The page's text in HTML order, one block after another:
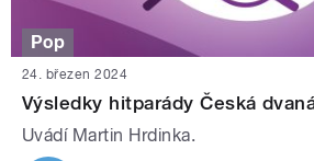
Pop
24. březen 2024
Výsledky hitparády Česká
Uvádí Martin Hrdinka.